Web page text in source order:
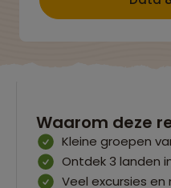
Waarom deze
Kleine groepen
Ontdek 3 landen
Veel excursies